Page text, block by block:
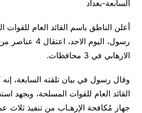
السابعة-بغداد
أعلن الناطق باسم القائد العام للقوات
رسول، اليوم
الارهابي في 3 محافظات.
وقال رسول في بيان تلقته السابعة،
القائد العام للقوات المسلحة، وبجهد
جهاز مُكافحة الإرهـاب من تنفيذ ثلاث